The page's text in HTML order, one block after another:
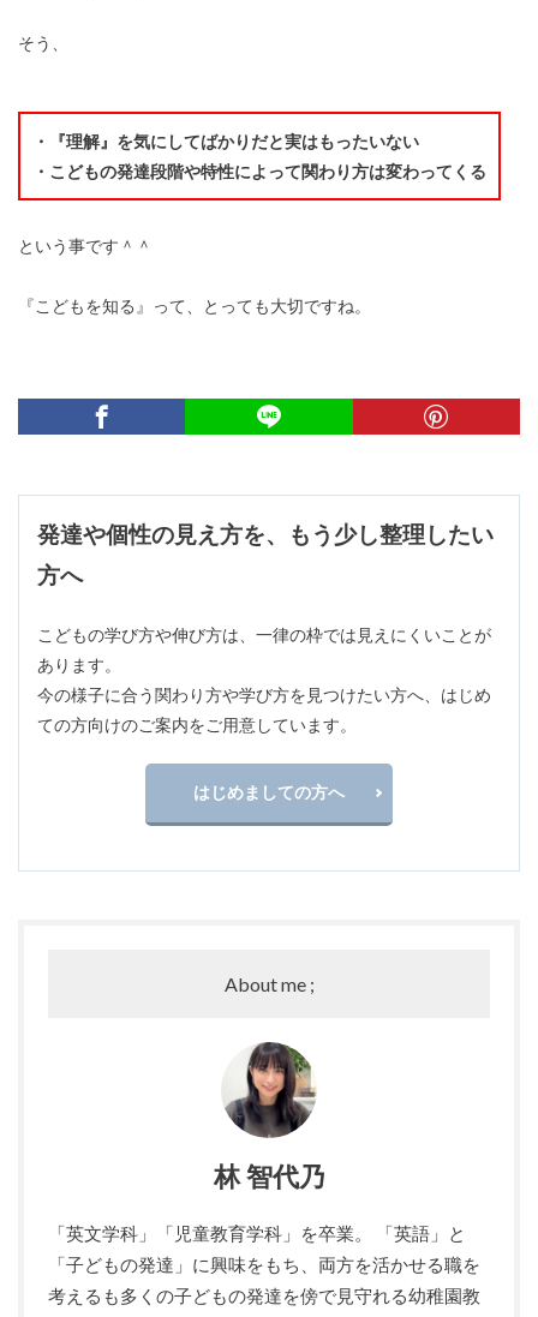
そう、
・『理解』を気にしてばかりだと実はもったいない
・こどもの発達段階や特性によって関わり方は変わってくる
という事です＾＾
『こどもを知る』って、とっても大切ですね。
発達や個性の見え方を、もう少し整理したい
方へ
こどもの学び方や伸び方は、一律の枠では見えにくいことが
あります。
今の様子に合う関わり方や学び方を見つけたい方へ、はじめ
ての方向けのご案内をご用意しています。
はじめましての方へ
About me ;
林 智代乃
「英文学科」「児童教育学科」を卒業。 「英語」と
「子どもの発達」に興味をもち、両方を活かせる職を
考えるも多くの子どもの発達を傍で見守れる幼稚園教